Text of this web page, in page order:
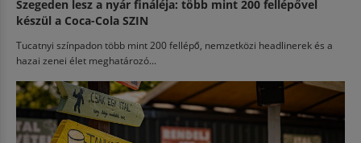
Szegeden lesz a nyár fináléja: több mint 200 fellépővel
készül a Coca-Cola SZIN
Tucatnyi színpadon több mint 200 fellépő, nemzetközi headlinerek és a
hazai zenei élet meghatározó...